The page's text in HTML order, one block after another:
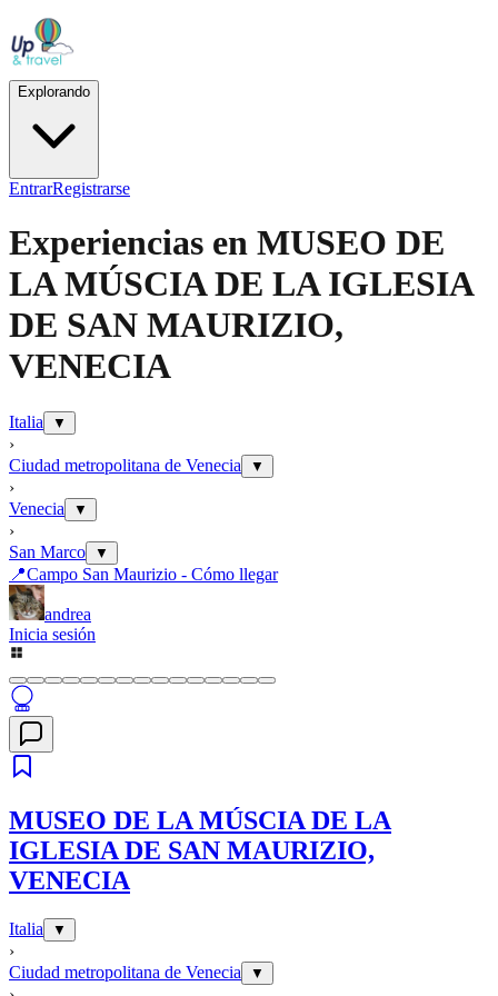
Explorando
EntrarRegistrarse
Experiencias en MUSEO DE
LA MÚSCIA DE LA IGLESIA
DE SAN MAURIZIO,
VENECIA
Italia ▼
›
Ciudad metropolitana de Venecia
▼
›
Venecia
▼
›
San Marco
▼
📍Campo San Maurizio - Cómo llegar
andrea
Inicia sesión
MUSEO DE LA MÚSCIA DE LA
IGLESIA DE SAN MAURIZIO,
VENECIA
Italia ▼
›
Ciudad metropolitana de Venecia
▼